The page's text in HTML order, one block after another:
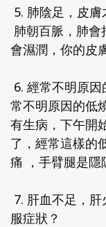
5. 肺陰足，皮膚
肺朝百脈，肺
會濕潤，你的皮
6. 經常不明原
常不明原因的低
有生病，下午開
了，經常這樣的
痛 ，手臂腿是
7. 肝血不足，
服症狀？